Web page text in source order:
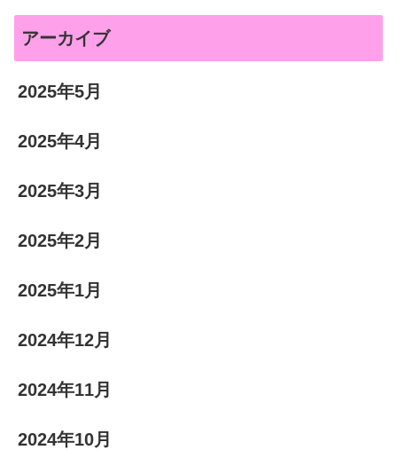
アーカイブ
2025年5月
2025年4月
2025年3月
2025年2月
2025年1月
2024年12月
2024年11月
2024年10月